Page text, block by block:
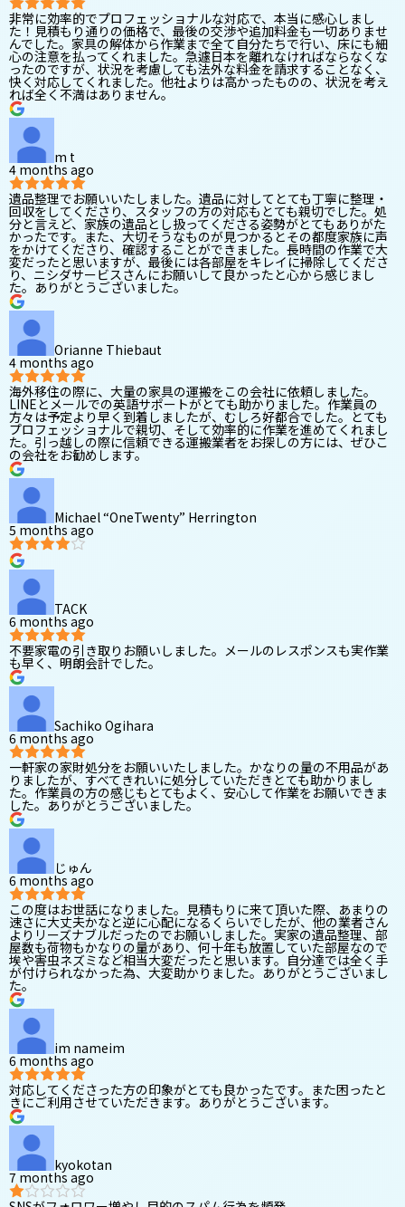
非常に効率的でプロフェッショナルな対応で、本当に感心しまし
た！見積もり通りの価格で、最後の交渉や追加料金も一切ありませ
んでした。家具の解体から作業まで全て自分たちで行い、床にも細
心の注意を払ってくれました。急遽日本を離れなければならなくな
ったのですが、状況を考慮しても法外な料金を請求することなく、
快く対応してくれました。他社よりは高かったものの、状況を考え
れば全く不満はありません。
m t
4 months ago
遺品整理でお願いいたしました。遺品に対してとても丁寧に整理・
回収をしてくださり、スタッフの方の対応もとても親切でした。処
分と言えど、家族の遺品とし扱ってくださる姿勢がとてもありがた
かったです。また、大切そうなものが見つかるとその都度家族に声
をかけてくださり、確認することができました。長時間の作業で大
変だったと思いますが、最後には各部屋をキレイに掃除してくださ
り、ニシダサービスさんにお願いして良かったと心から感じまし
た。ありがとうございました。
Orianne Thiebaut
4 months ago
海外移住の際に、大量の家具の運搬をこの会社に依頼しました。
LINEとメールでの英語サポートがとても助かりました。作業員の
方々は予定より早く到着しましたが、むしろ好都合でした。とても
プロフェッショナルで親切、そして効率的に作業を進めてくれまし
た。引っ越しの際に信頼できる運搬業者をお探しの方には、ぜひこ
の会社をお勧めします。
Michael “OneTwenty” Herrington
5 months ago
TACK
6 months ago
不要家電の引き取りお願いしました。メールのレスポンスも実作業
も早く、明朗会計でした。
Sachiko Ogihara
6 months ago
一軒家の家財処分をお願いいたしました。かなりの量の不用品があ
りましたが、すべてきれいに処分していただきとても助かりまし
た。作業員の方の感じもとてもよく、安心して作業をお願いできま
した。ありがとうございました。
じゅん
6 months ago
この度はお世話になりました。見積もりに来て頂いた際、あまりの
速さに大丈夫かなと逆に心配になるくらいでしたが、他の業者さん
よりリーズナブルだったのでお願いしました。実家の遺品整理、部
屋数も荷物もかなりの量があり、何十年も放置していた部屋なので
埃や害虫ネズミなど相当大変だったと思います。自分達では全く手
が付けられなかった為、大変助かりました。ありがとうございまし
た。
im nameim
6 months ago
対応してくださった方の印象がとても良かったです。また困ったと
きにご利用させていただきます。ありがとうございます。
kyokotan
7 months ago